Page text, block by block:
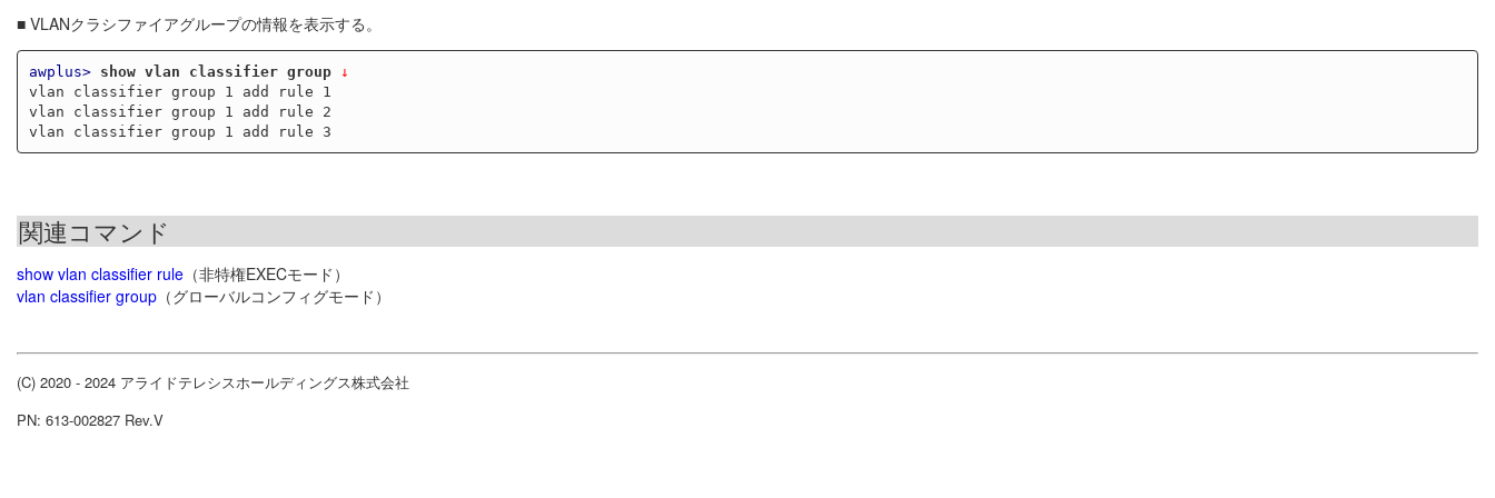
■ VLANクラシファイアグループの情報を表示する。
awplus> show vlan classifier group ↓
vlan classifier group 1 add rule 1
vlan classifier group 1 add rule 2
関連コマンド
show vlan classifier rule （非特権EXECモード）
vlan classifier group （グローバルコンフィグモード）
(C) 2020 - 2024 アライドテレシスホールディングス株式会社
PN: 613-002827 Rev.V